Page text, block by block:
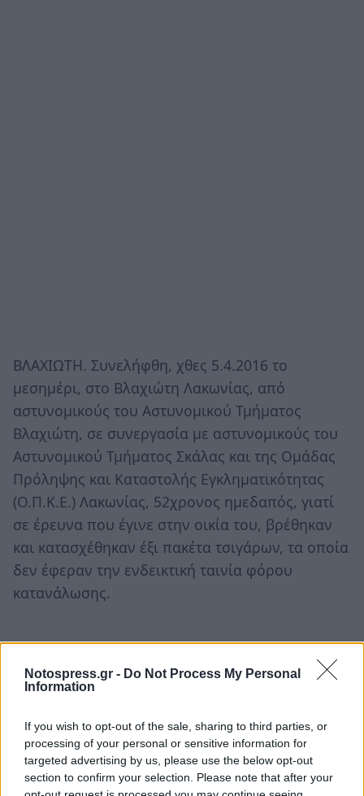
Notospress.gr - Do Not Process My Personal
Information
If you wish to opt-out of the sale, sharing to third parties, or
processing of your personal or sensitive information for
targeted advertising by us, please use the below opt-out
section to confirm your selection. Please note that after your
ΒΛΑΧΙΩΤΗ. Συνελήφθη, χθες 5.4.2016 το
μεσημέρι, στο Βλαχιώτη Λακωνίας, από
αστυνομικούς του Αστυνομικού Τμήματος
Βλαχιώτη, σε συνεργασία με αστυνομικούς του
Αστυνομικού Τμήματος Σκάλας και της Ομάδας
Πρόληψης και Καταστολής Εγκληματικότητας
(Ο.Π.Κ.Ε.) Λακωνίας, 52χρονος ημεδαπός, γιατί
σε έρευνα που έγινε στην οικία του, βρέθηκαν
και κατασχέθηκαν έξι πακέτα τσιγάρων, τα οποία
δεν έφεραν την ενδεικτική ταινία φόρου
κατανάλωσης.